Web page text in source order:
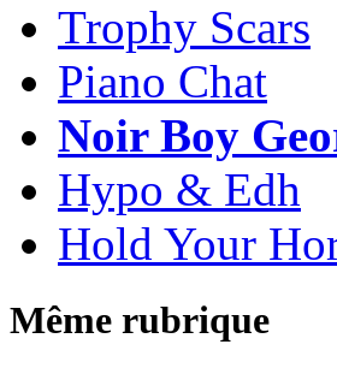
Trophy Scars
Piano Chat
Noir Boy
Hypo & Edh
Hold Your
Même rubrique